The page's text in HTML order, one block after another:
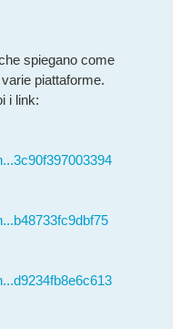
spiegano come
piattaforme.
i link: